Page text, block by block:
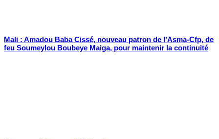
Mali : Amadou Baba Cissé, nouveau patron de l’Asma-Cfp, de
feu Soumeylou Boubeye Maiga, pour maintenir la continuité